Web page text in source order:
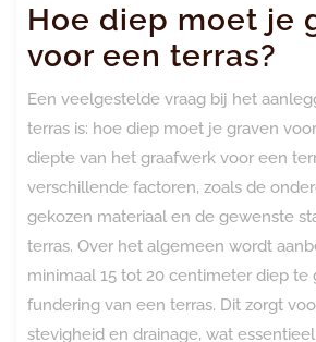
Hoe diep moet je
voor een terras?
Een veelgestelde vraag bij het
terras is: hoe diep moet je graven
diepte van het graafwerk voor een
verschillende factoren, zoals de
gekozen materiaal en de gewenste
terras. Over het algemeen wordt
minimaal 15 tot 20 centimeter diep te
fundering van een terras. Dit zorgt
stevigheid en drainage, wat